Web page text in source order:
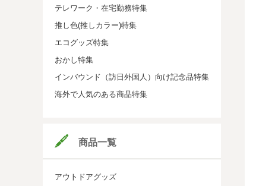
テレワーク・在宅勤務特集
推し色(推しカラー)特集
エコグッズ特集
おかし特集
インバウンド（訪日外国人）向け記念品特集
海外で人気のある商品特集
商品一覧
アウトドアグッズ